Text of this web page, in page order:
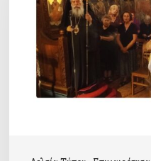
Υπεραγία
Θεοτόκο